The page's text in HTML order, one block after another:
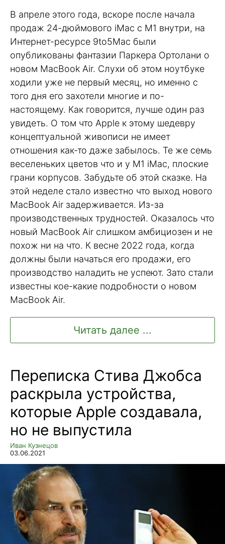
В апреле этого года, вскоре после начала
продаж 24-дюймового iMac с M1 внутри, на
Интернет-ресурсе 9to5Mac были
опубликованы фантазии Паркера Ортолани о
новом MacBook Air. Слухи об этом ноутбуке
ходили уже не первый месяц, но именно с
того дня его захотели многие и по-
настоящему. Как говорится, лучше один раз
увидеть. О том что Apple к этому шедевру
концептуальной живописи не имеет
отношения как-то даже забылось. Те же семь
веселеньких цветов что и у M1 iMac, плоские
грани корпусов. Забудьте об этой сказке. На
этой неделе стало известно что выход нового
MacBook Air задерживается. Из-за
производственных трудностей. Оказалось что
новый MacBook Air слишком амбициозен и не
похож ни на что. К весне 2022 года, когда
должны были начаться его продажи, его
производство наладить не успеют. Зато стали
известны кое-какие подробности о новом
MacBook Air.
Читать далее ...
Переписка Стива Джобса
раскрыла устройства,
которые Apple создавала,
но не выпустила
Иван Кузнецов
03.06.2021